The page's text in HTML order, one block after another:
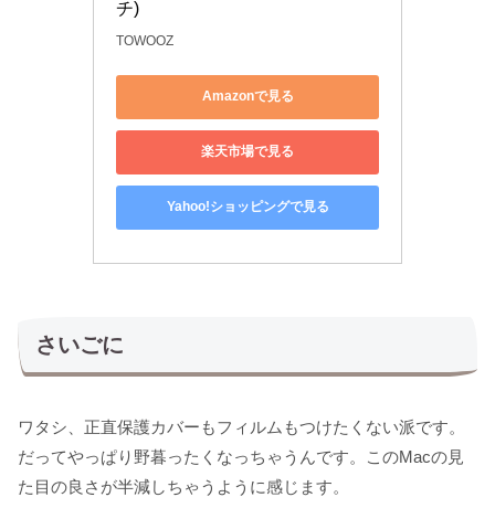
チ)
TOWOOZ
Amazonで見る
楽天市場で見る
Yahoo!ショッピングで見る
さいごに
ワタシ、正直保護カバーもフィルムもつけたくない派です。
だってやっぱり野暮ったくなっちゃうんです。このMacの見
た目の良さが半減しちゃうように感じます。